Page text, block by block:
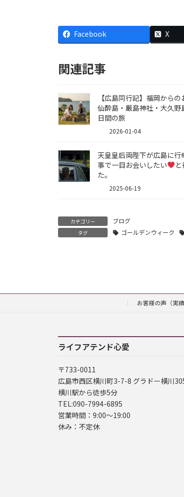
Facebook X
関連記事
【広島同行記】福岡からの
仙酔島・厳島神社・大久野
日間の旅
2026-01-04
天皇皇后両陛下が広島に行
事で一目お会いしたい
た。
2025-06-19
カテゴリー ブログ
タグ ゴールデンウィーク
お客様の声（実績
ライフアテンド心愛
〒733-0011
広島市西区横川町3-7-8 グラドー横川
横川駅から徒歩5分
TEL:090-7994-6895
営業時間：9:00～19:00
休み：不定休